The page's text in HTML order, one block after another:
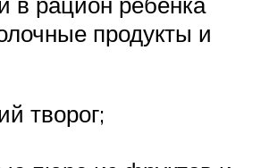
продукты и
творог;